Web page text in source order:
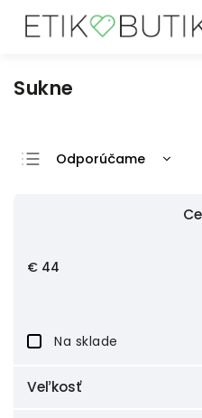
Sukne
Odporúčame
Abecedne
€ 44
Na sklade
Veľkosť